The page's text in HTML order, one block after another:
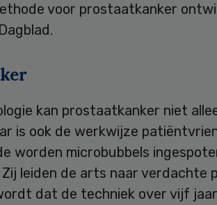
voor prostaatkanker
kan prostaatkanker niet
is ook de werkwijze
worden microbubbels
leiden de arts naar verdachte
dat de techniek over vijf jaar